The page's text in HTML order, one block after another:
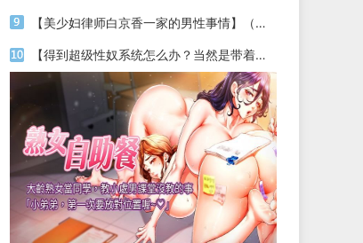
【美少妇律师白京香一家的男性事情】（第十七章 生死单挑+凌辱&色诱+性奴妈妈+变态母控+插图）
【得到超级性奴系统怎么办？当然是带着各种美女明星性奴穿梭时空，祸国殃民啦】04